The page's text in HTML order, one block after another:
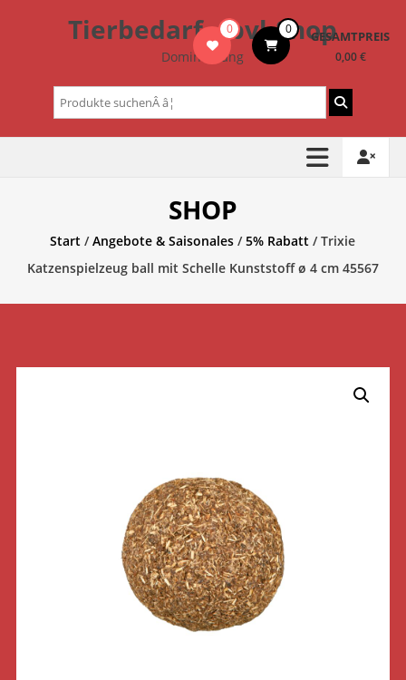
Tierbedarf – bvl-Shop
Dominik Lang
0 0 GESAMTPREIS
0,00 €
Suchen
nach:
SHOP
Start /Angebote & Saisonales /5% Rabatt / Trixie
Katzenspielzeug ball mit Schelle Kunststoff ø 4 cm 45567